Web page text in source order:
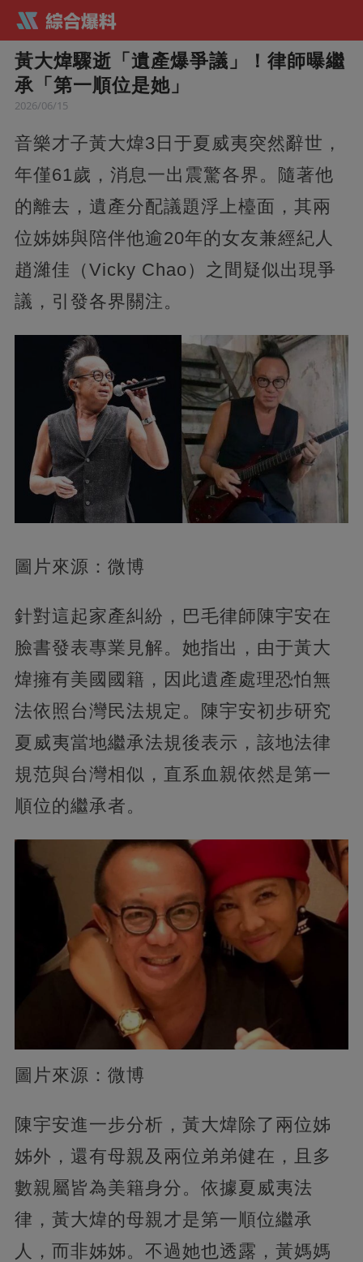
黃大煒驟逝「遺產爆爭議」！律師曝繼
承「第一順位是她」
2026/06/15
音樂才子黃大煒3日于夏威夷突然辭世，
年僅61歲，消息一出震驚各界。隨著他
的離去，遺產分配議題浮上檯面，其兩
位姊姊與陪伴他逾20年的女友兼經紀人
趙濰佳（Vicky Chao）之間疑似出現爭
議，引發各界關注。
圖片來源：微博
針對這起家產糾紛，巴毛律師陳宇安在
臉書發表專業見解。她指出，由于黃大
煒擁有美國國籍，因此遺產處理恐怕無
法依照台灣民法規定。陳宇安初步研究
夏威夷當地繼承法規後表示，該地法律
規范與台灣相似，直系血親依然是第一
順位的繼承者。
圖片來源：微博
陳宇安進一步分析，黃大煒除了兩位姊
姊外，還有母親及兩位弟弟健在，且多
數親屬皆為美籍身分。依據夏威夷法
律，黃大煒的母親才是第一順位繼承
人，而非姊姊。不過她也透露，黃媽媽